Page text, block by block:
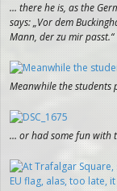
… there he is, as the
says: „Vor dem
Mann, der zu mir passt.“
Meanwhile the students
… or had some fun with